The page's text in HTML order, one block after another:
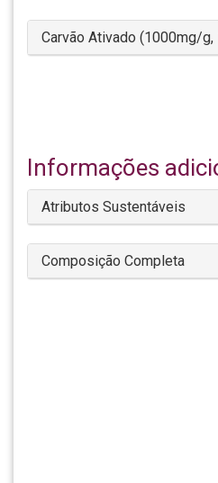
Carvão Ativado (1000mg/g,
Informações
Atributos Sustentáveis
Composição Completa